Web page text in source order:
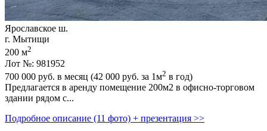
Ярославское ш.
г. Мытищи
200 м2
Лот №: 981952
700 000 руб. в месяц (42 000 руб. за 1м2 в год)
Предлагается в аренду помещение 200м2 в офисно-торговом
здании рядом с...
Подробное описание (11 фото) + презентация >>